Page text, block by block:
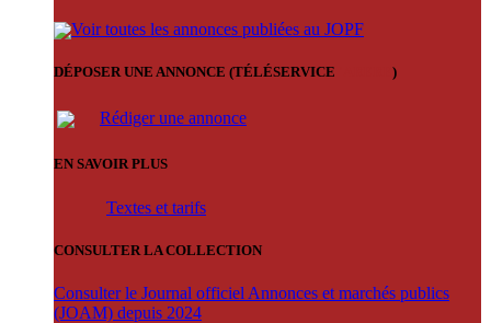
Voir toutes les annonces publiées au JOPF
DÉPOSER UNE ANNONCE (TÉLÉSERVICE )
Rédiger une annonce
EN SAVOIR PLUS
Textes et tarifs
CONSULTER LA COLLECTION
Consulter le Journal officiel Annonces et marchés publics
(JOAM) depuis 2024